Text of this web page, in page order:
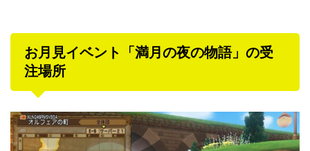
お月見イベント「満月の夜の物語」の受
注場所